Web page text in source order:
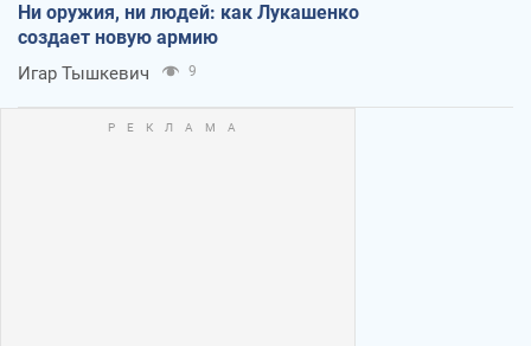
Ни оружия, ни людей: как Лукашенко
создает новую армию
Игар Тышкевич 9